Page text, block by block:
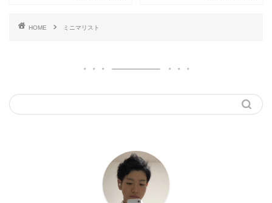
HOME ミニマリスト